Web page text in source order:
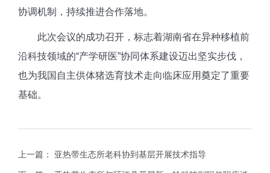
协调机制，持续推进合作落地。
此次会议的成功召开，标志着湖南省在异种移植前
沿科技领域的“产学研医”协同体系建设迈出坚实步伐，
也为我国自主供体猪选育技术走向临床应用奠定了重要
基础。
上一篇： 亚热带生态所老科协到基层开展技术指导